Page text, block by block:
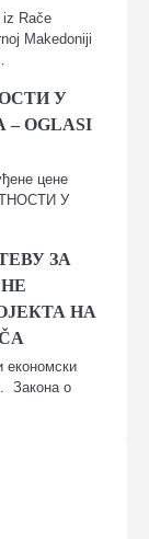
iz Rače
Makedoniji
У
OGLASI
цене
У
ЗА
НА
Закона о